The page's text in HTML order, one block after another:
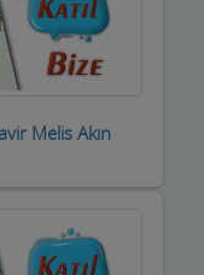
Melis Akın